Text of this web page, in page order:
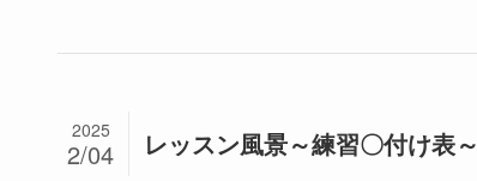
レッスン風景～練習〇付け表～
2025
2/04